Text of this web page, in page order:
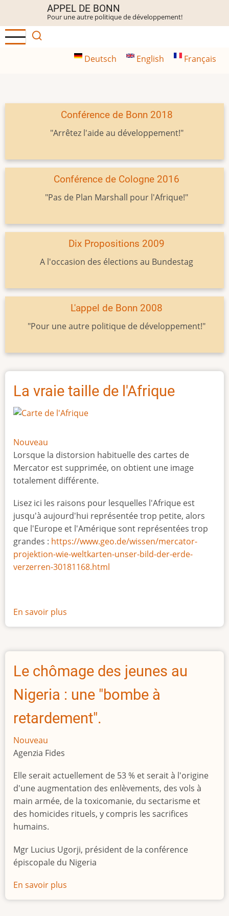
contenu
principal
APPEL DE BONN
Pour une autre politique de développement!
Deutsch English Français
Conférence de Bonn 2018
"Arrêtez l'aide au développement!"
Conférence de Cologne 2016
"Pas de Plan Marshall pour l'Afrique!"
Dix Propositions 2009
A l'occasion des élections au Bundestag
L'appel de Bonn 2008
"Pour une autre politique de développement!"
La vraie taille de l'Afrique
Nouveau
Lorsque la distorsion habituelle des cartes de
Mercator est supprimée, on obtient une image
totalement différente.
Lisez ici les raisons pour lesquelles l'Afrique est
jusqu'à aujourd'hui représentée trop petite, alors
que l'Europe et l'Amérique sont représentées trop
grandes : https://www.geo.de/wissen/mercator-
projektion-wie-weltkarten-unser-bild-der-erde-
verzerren-30181168.html
En savoir plus
La
taille
l'Afrique
Le chômage des jeunes au
Nigeria : une "bombe à
retardement".
Nouveau
Agenzia Fides
Elle serait actuellement de 53 % et serait à l'origine
d'une augmentation des enlèvements, des vols à
main armée, de la toxicomanie, du sectarisme et
des homicides rituels, y compris les sacrifices
humains.
Mgr Lucius Ugorji, président de la conférence
épiscopale du Nigeria
En savoir plus
Le